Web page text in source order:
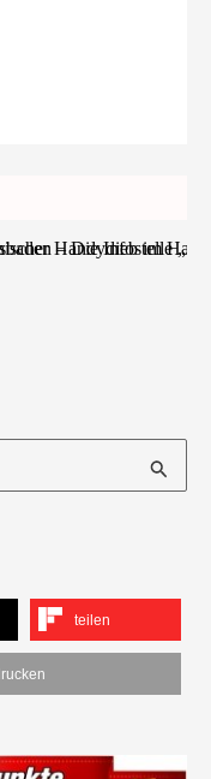
Handydieb im
– Die Infostelle
teilen